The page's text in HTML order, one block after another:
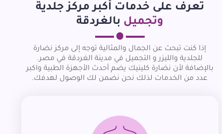
تعرف على خدمات أكبر مركز جلدية
وتجميل بالغردقة
إذا كنت تبحث عن الجمال والمثالية توجه إلى مركز نضارة
للجلدية والليزر و التجميل في مدينة الغردقة في مصر.
بالإضافة لأن نضارة كلينيك يضم أحدث الأجهزة الطبية واكبر
عدد من الخدمات لذلك نحن نضمن لك الوصول لهدفك.